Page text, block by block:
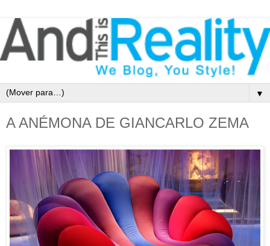
▼
A ANÉMONA DE GIANCARLO ZEMA